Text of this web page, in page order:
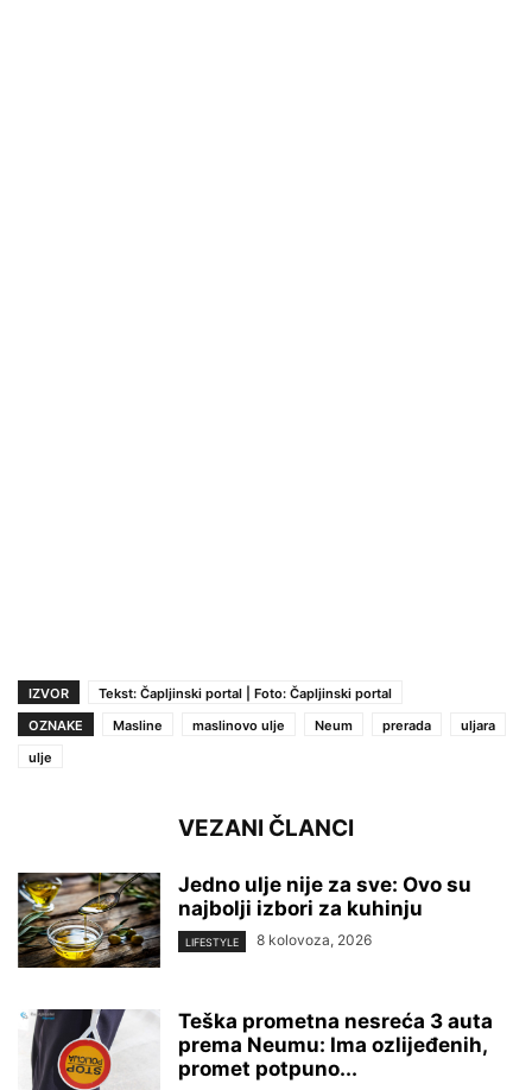
IZVOR
Tekst: Čapljinski portal | Foto: Čapljinski portal
OZNAKE
Masline maslinovo ulje Neum prerada
uljara
ulje
VEZANI ČLANCI
Jedno ulje nije za sve: Ovo su
najbolji izbori za kuhinju
LIFESTYLE 8 kolovoza, 2026
Teška prometna nesreća 3 auta
prema Neumu: Ima ozlijeđenih,
promet potpuno...